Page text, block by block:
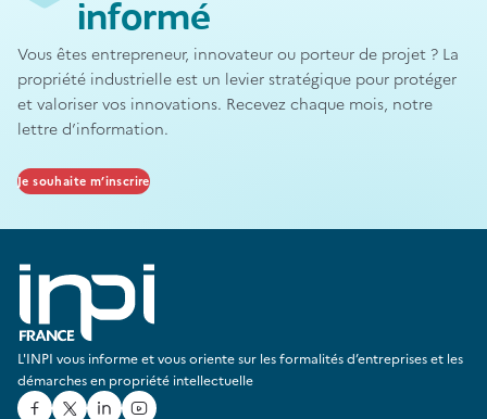
informé
Vous êtes entrepreneur, innovateur ou porteur de projet ? La
propriété industrielle est un levier stratégique pour protéger
et valoriser vos innovations. Recevez chaque mois, notre
lettre d’information.
Je souhaite m’inscrire
L'INPI vous informe et vous oriente sur les formalités d’entreprises et les
démarches en propriété intellectuelle